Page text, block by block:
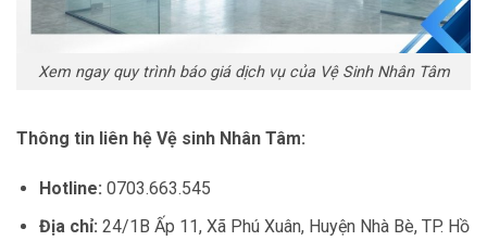
Xem ngay quy trình báo giá dịch vụ của Vệ Sinh Nhân Tâm
Thông tin liên hệ Vệ sinh Nhân Tâm:
Hotline: 0703.663.545
Địa chỉ: 24/1B Ấp 11, Xã Phú Xuân, Huyện Nhà Bè, TP. Hồ